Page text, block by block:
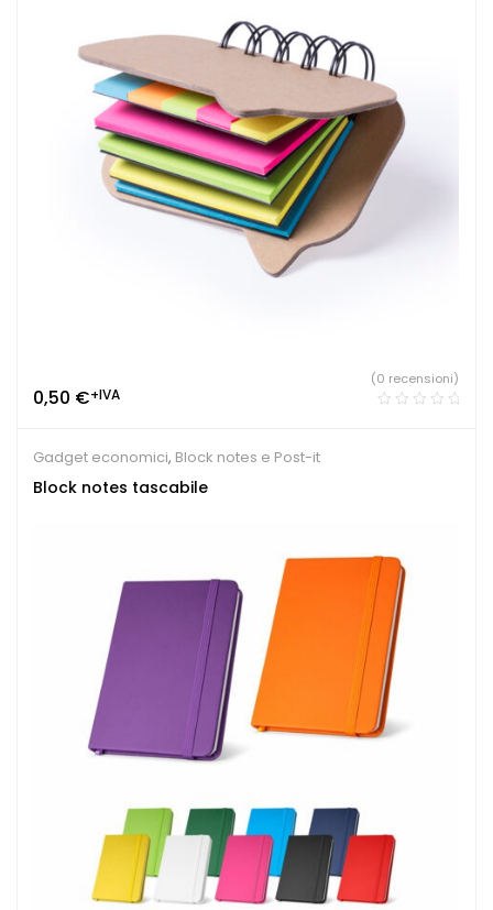
0,50 €+IVA
(0 recensioni)
Gadget economici, Block notes e Post-it
Block notes tascabile